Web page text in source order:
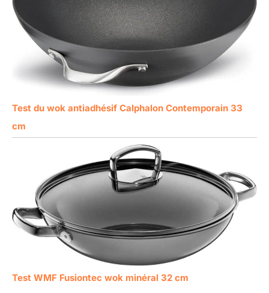
Test du wok antiadhésif Calphalon Contemporain 33
cm
Test WMF Fusiontec wok minéral 32 cm